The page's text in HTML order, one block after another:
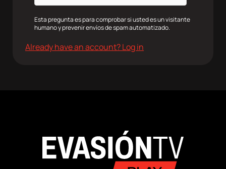
Esta pregunta es para comprobar si usted es un visitante
humano y prevenir envíos de spam automatizado.
Already have an account? Log in
RRSS